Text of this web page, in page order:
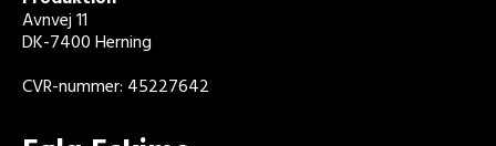
Avnvej 11
DK-7400 Herning
CVR-nummer: 45227642